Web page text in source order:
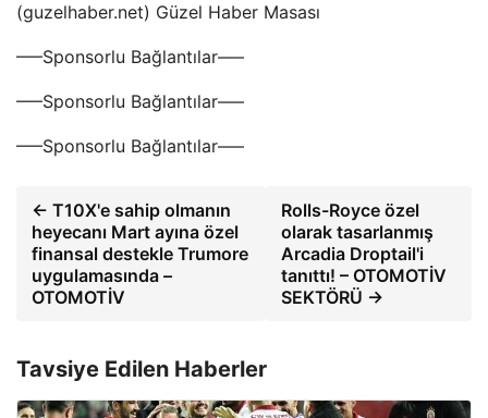
(guzelhaber.net) Güzel Haber Masası
—–Sponsorlu Bağlantılar—–
—–Sponsorlu Bağlantılar—–
—–Sponsorlu Bağlantılar—–
← T10X'e sahip olmanın
heyecanı Mart ayına özel
finansal destekle Trumore
uygulamasında –
OTOMOTİV
Rolls-Royce özel
olarak tasarlanmış
Arcadia Droptail'i
tanıttı! – OTOMOTİV
SEKTÖRÜ →
Tavsiye Edilen Haberler